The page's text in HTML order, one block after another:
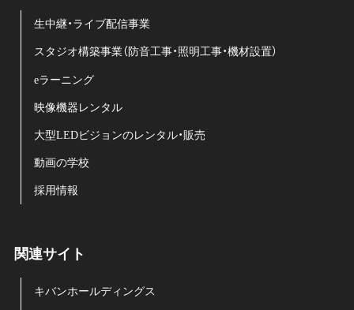
生中継・ライブ配信事業
スタジオ構築事業（防音工事・照明工事・機材設置）
eラーニング
映像機器レンタル
大型LEDビジョンのレンタル・販売
動画の学校
採用情報
関連サイト
キバンホールディングス